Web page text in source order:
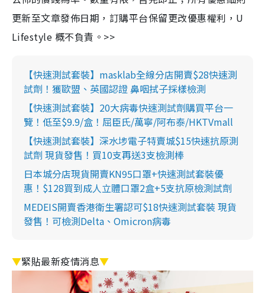
更新至文章發佈日期，訂購平台保留更改優惠權利，U
Lifestyle 概不負責。>>
【快速測試套裝】masklab全線分店開賣$28快速測
試劑！獲歐盟、英國認證 鼻咽拭子採樣檢測
【快速測試套裝】20大病毒快速測試劑購買平台一
覽！低至$9.9/盒！屈臣氏/萬寧/阿布泰/HKTVmall
【快速測試套裝】深水埗電子特賣城$15快速抗原測
試劑 現貨發售！買10支再送3支檢測棒
日本城分店現貨開賣KN95口罩+快速測試套裝優
惠！$128買到成人立體口罩2盒+5支抗原檢測試劑
MEDEIS開賣香港衛生署認可$18快速測試套裝 現貨
發售！可檢測Delta、Omicron病毒
▼緊貼最新疫情消息▼